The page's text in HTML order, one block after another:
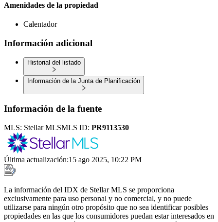
Amenidades de la propiedad
Calentador
Información adicional
Historial del listado
Información de la Junta de Planificación
Información de la fuente
MLS: Stellar MLSMLS ID: PR9113530
Última actualización:15 ago 2025, 10:22 PM
La información del IDX de Stellar MLS se proporciona
exclusivamente para uso personal y no comercial, y no puede
utilizarse para ningún otro propósito que no sea identificar posibles
propiedades en las que los consumidores puedan estar interesados en